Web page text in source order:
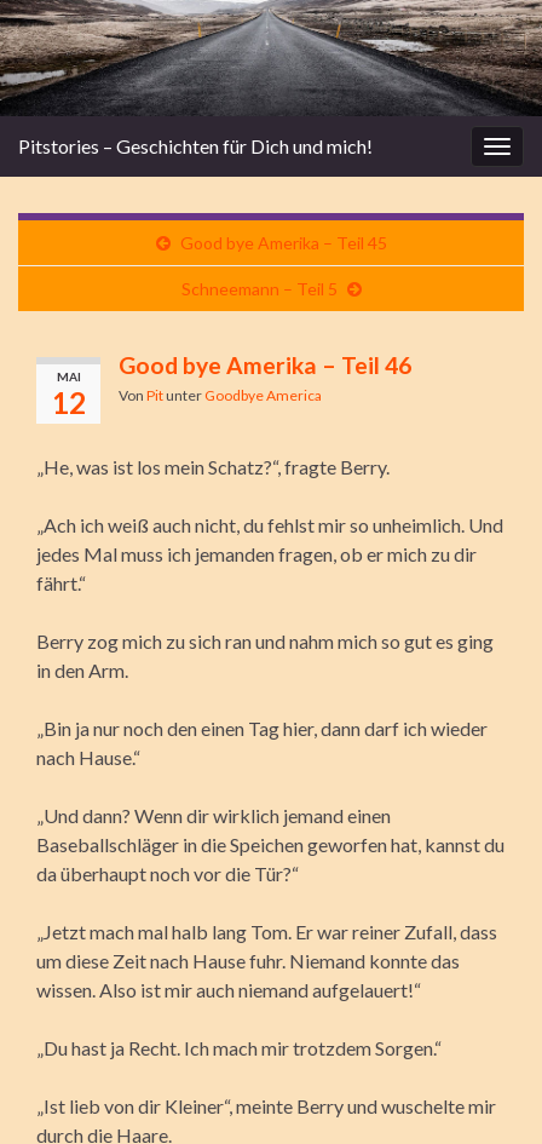
Pitstories – Geschichten für Dich und mich!
Good bye Amerika – Teil 45
Schneemann – Teil 5
MAI
12
Good bye Amerika – Teil 46
Von Pitunter Goodbye America
„He, was ist los mein Schatz?“, fragte Berry.
„Ach ich weiß auch nicht, du fehlst mir so unheimlich. Und
jedes Mal muss ich jemanden fragen, ob er mich zu dir
fährt.“
Berry zog mich zu sich ran und nahm mich so gut es ging
in den Arm.
„Bin ja nur noch den einen Tag hier, dann darf ich wieder
nach Hause.“
„Und dann? Wenn dir wirklich jemand einen
Baseballschläger in die Speichen geworfen hat, kannst du
da überhaupt noch vor die Tür?“
„Jetzt mach mal halb lang Tom. Er war reiner Zufall, dass
um diese Zeit nach Hause fuhr. Niemand konnte das
wissen. Also ist mir auch niemand aufgelauert!“
„Du hast ja Recht. Ich mach mir trotzdem Sorgen.“
„Ist lieb von dir Kleiner“, meinte Berry und wuschelte mir
durch die Haare.